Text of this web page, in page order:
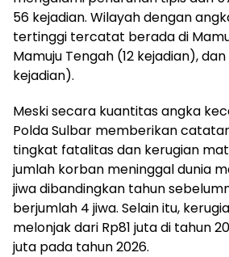
56 kejadian. Wilayah dengan
tertinggi tercatat berada di
Mamuju Tengah (12 kejadian),
kejadian).
Meski secara kuantitas angka
Polda Sulbar memberikan
tingkat fatalitas dan kerugian
jumlah korban meninggal dunia
jiwa dibandingkan tahun
berjumlah 4 jiwa. Selain itu,
melonjak dari Rp81 juta di tahun
juta pada tahun 2026.